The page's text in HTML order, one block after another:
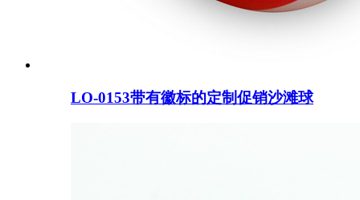
LO-0153带有徽标的定制促销沙滩球